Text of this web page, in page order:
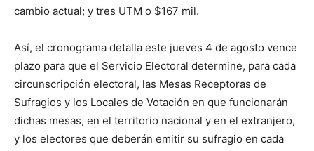
cambio actual; y tres UTM o $167 mil.
Así, el cronograma detalla este jueves 4 de agosto vence
plazo para que el Servicio Electoral determine, para cada
circunscripción electoral, las Mesas Receptoras de
Sufragios y los Locales de Votación en que funcionarán
dichas mesas, en el territorio nacional y en el extranjero,
y los electores que deberán emitir su sufragio en cada